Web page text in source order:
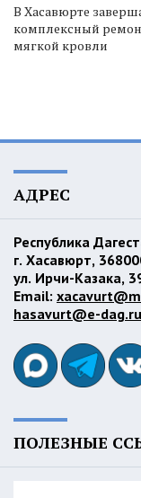
В Хасавюрте
комплексный
мягкой кровли
АДРЕС
Республика
г. Хасавюрт,
ул. Ирчи-Казака,
Email:
hasavurt@e-dag.ru
ПОЛЕЗНЫЕ